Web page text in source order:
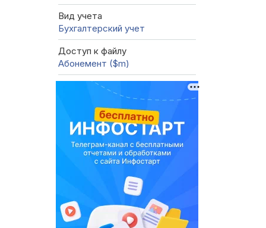
Вид учета
Бухгалтерский учет
Доступ к файлу
Абонемент ($m)